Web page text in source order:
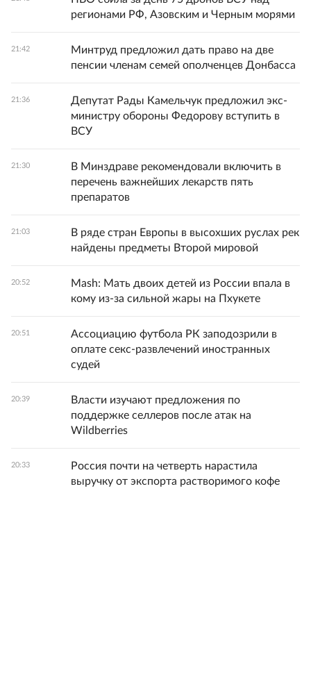
регионами РФ, Азовским и Черным морями
21:42
Минтруд предложил дать право на две
пенсии членам семей ополченцев Донбасса
21:36
Депутат Рады Камельчук предложил экс-
министру обороны Федорову вступить в
ВСУ
21:30
В Минздраве рекомендовали включить в
перечень важнейших лекарств пять
препаратов
21:03
В ряде стран Европы в высохших руслах рек
найдены предметы Второй мировой
20:52
Mash: Мать двоих детей из России впала в
кому из-за сильной жары на Пхукете
20:51
Ассоциацию футбола РК заподозрили в
оплате секс-развлечений иностранных
судей
20:39
Власти изучают предложения по
поддержке селлеров после атак на
Wildberries
20:33
Россия почти на четверть нарастила
выручку от экспорта растворимого кофе